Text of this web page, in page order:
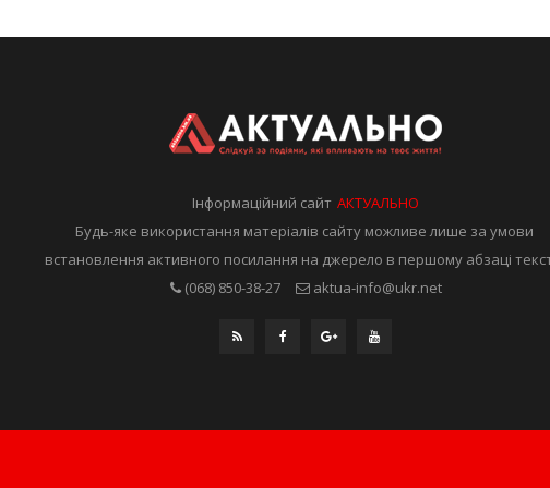
Інформаційний сайтАКТУАЛЬНО
Будь-яке використання матеріалів сайту можливе лише за умови
встановлення активного посилання на джерело в першому абзаці
(068) 850-38-27
aktua-info@ukr.net